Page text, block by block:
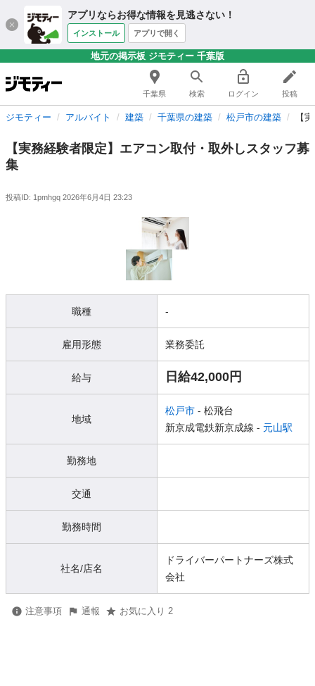
アプリならお得な情報を見逃さない！
インストール アプリで開く
地元の掲示板 ジモティー 千葉版
千葉県 検索 ログイン 投稿
ジモティー アルバイト 建築 千葉県の建築 松戸市の建築 【
【実務経験者限定】エアコン取付・取外しスタッフ募
集
投稿ID: 1pmhgq 2026年6月4日 23:23
職種 -
雇用形態 業務委託
給与 日給42,000円
地域
松戸市 - 松飛台
新京成電鉄新京成線 - 元山駅
勤務地
交通
勤務時間
社名/店名
ドライバーパートナーズ株式
会社
注意事項 通報 お気に入り 2